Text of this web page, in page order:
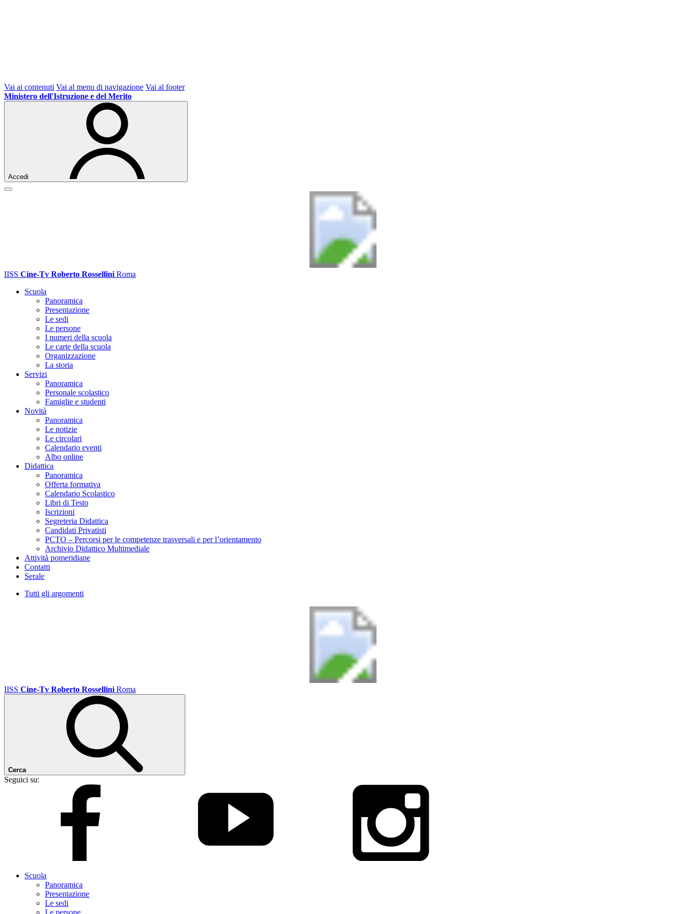
Vai ai contenuti Vai al menu di navigazione Vai al footer
Ministero dell'Istruzione e del Merito
Accedi
IISS Cine-Tv Roberto Rossellini Roma
Scuola
Panoramica
Presentazione
Le sedi
Le persone
I numeri della scuola
Le carte della scuola
Organizzazione
La storia
Servizi
Panoramica
Personale scolastico
Famiglie e studenti
Novità
Panoramica
Le notizie
Le circolari
Calendario eventi
Albo online
Didattica
Panoramica
Offerta formativa
Calendario Scolastico
Libri di Testo
Iscrizioni
Segreteria Didattica
Candidati Privatisti
PCTO – Percorsi per le competenze trasversali e per l’orientamento
Archivio Didattico Multimediale
Attività pomeridiane
Contatti
Serale
Tutti gli argomenti
IISS Cine-Tv Roberto Rossellini Roma
Cerca
Seguici su:
Scuola
Panoramica
Presentazione
Le sedi
Le persone